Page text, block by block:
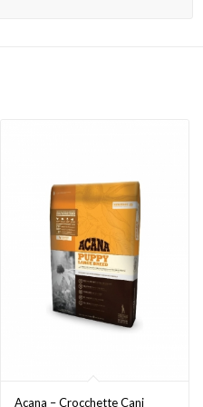
Acana – Crocchette Cani